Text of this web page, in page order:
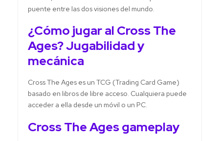
puente entre las dos visiones del mundo.
¿Cómo jugar al Cross The
Ages? Jugabilidad y
mecánica
Cross The Ages es un TCG (Trading Card Game)
basado en libros de libre acceso. Cualquiera puede
acceder a ella desde un móvil o un PC.
Cross The Ages gameplay